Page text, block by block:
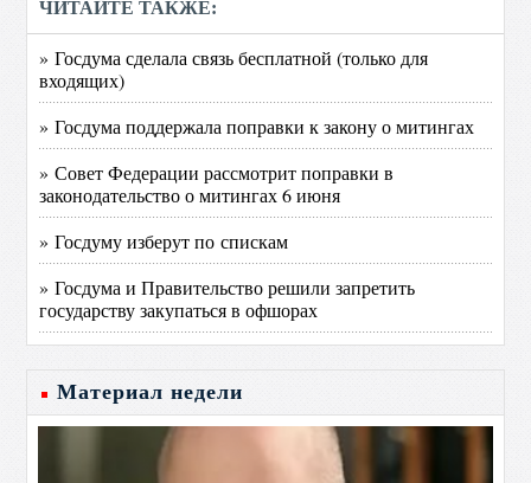
ЧИТАЙТЕ ТАКЖЕ:
» Госдума сделала связь бесплатной (только для
входящих)
» Госдума поддержала поправки к закону о митингах
» Совет Федерации рассмотрит поправки в
законодательство о митингах 6 июня
» Госдуму изберут по спискам
» Госдума и Правительство решили запретить
государству закупаться в офшорах
Материал недели